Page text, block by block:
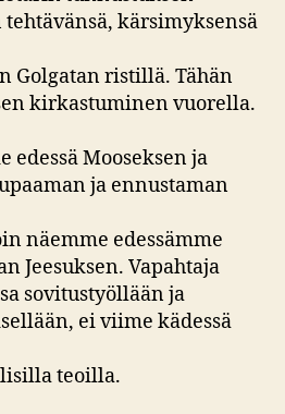
kärsimyksensä
Golgatan ristillä. Tähän
kirkastuminen vuorella.
edessä Mooseksen ja
ja ennustaman
näemme edessämme
Jeesuksen. Vapahtaja
sovitustyöllään ja
ei viime kädessä
teoilla.